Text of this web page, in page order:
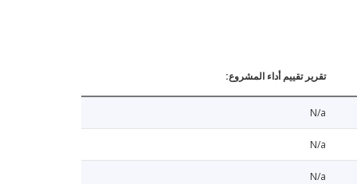
تقرير تقييم أداء المشروع:
N/a
N/a
N/a